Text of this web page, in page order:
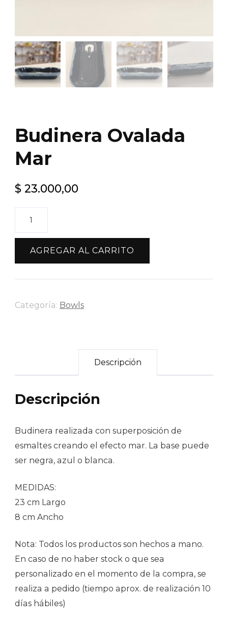
Budinera Ovalada
Mar
$ 23.000,00
AGREGAR AL CARRITO
Categoría: Bowls
Descripción
Descripción
Budinera realizada con superposición de
esmaltes creando el efecto mar. La base puede
ser negra, azul o blanca.
MEDIDAS:
23 cm Largo
8 cm Ancho
Nota: Todos los productos son hechos a mano.
En caso de no haber stock o que sea
personalizado en el momento de la compra, se
realiza a pedido (tiempo aprox. de realización 10
días hábiles)